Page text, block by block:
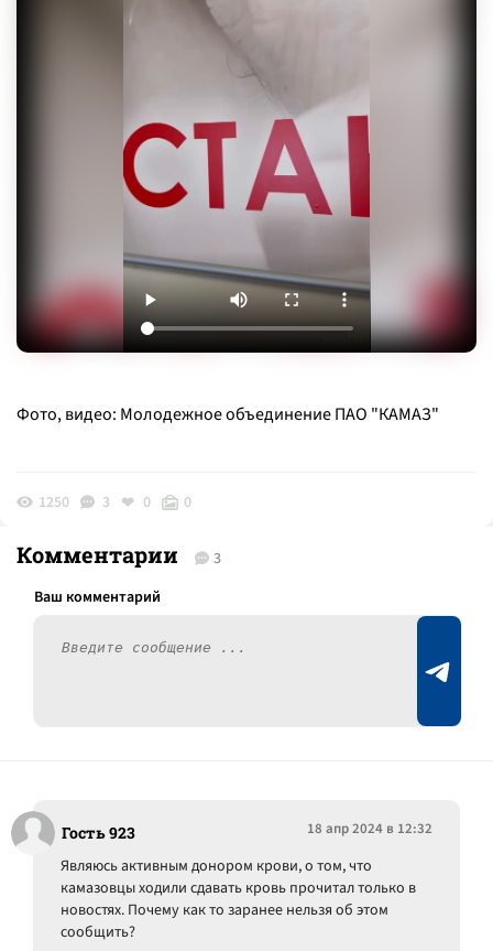
Фото, видео: Молодежное объединение ПАО "КАМАЗ"
1250 3 0 0
Комментарии 3
Гость 923 18 апр 2024 в 12:32
Являюсь активным донором крови, о том, что
камазовцы ходили сдавать кровь прочитал только в
новостях. Почему как то заранее нельзя об этом
сообщить?